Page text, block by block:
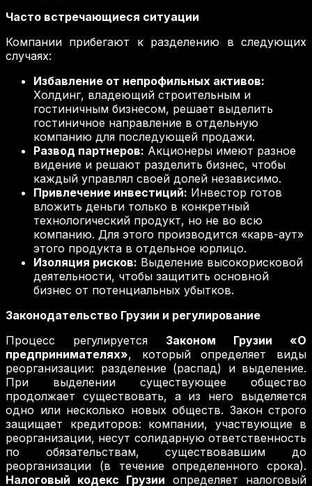
Часто встречающиеся ситуации
Компании прибегают к разделению в следующих
случаях:
Избавление от непрофильных активов:
Холдинг, владеющий строительным и
гостиничным бизнесом, решает выделить
гостиничное направление в отдельную
компанию для последующей продажи.
Развод партнеров: Акционеры имеют разное
видение и решают разделить бизнес, чтобы
каждый управлял своей долей независимо.
Привлечение инвестиций: Инвестор готов
вложить деньги только в конкретный
технологический продукт, но не во всю
компанию. Для этого производится «карв-аут»
этого продукта в отдельное юрлицо.
Изоляция рисков: Выделение высокорисковой
деятельности, чтобы защитить основной
бизнес от потенциальных убытков.
Законодательство Грузии и регулирование
Процесс регулируется Законом Грузии «О
предпринимателях», который определяет виды
реорганизации: разделение (распад) и выделение.
При выделении существующее общество
продолжает существовать, а из него выделяется
одно или несколько новых обществ. Закон строго
защищает кредиторов: компании, участвующие в
реорганизации, несут солидарную ответственность
по обязательствам, существовавшим до
реорганизации (в течение определенного срока).
Налоговый кодекс Грузии определяет налоговый